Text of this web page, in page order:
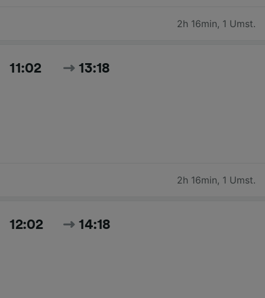
2h 16min, 1 Umst.
11:02 13:18
2h 16min, 1 Umst.
12:02 14:18